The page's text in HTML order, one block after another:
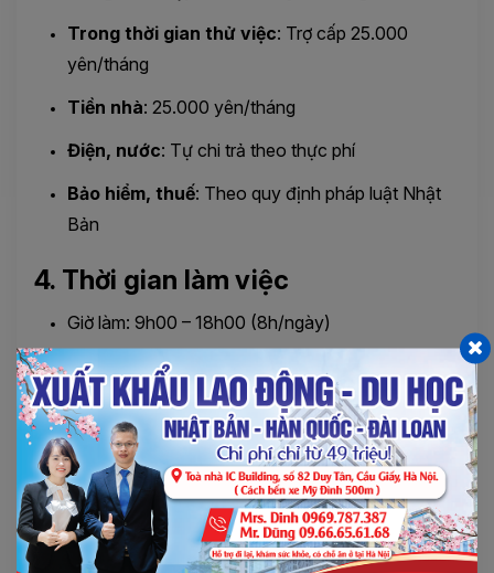
Trong thời gian thử việc: Trợ cấp 25.000
yên/tháng
Tiền nhà: 25.000 yên/tháng
Điện, nước: Tự chi trả theo thực phí
Bảo hiểm, thuế: Theo quy định pháp luật Nhật
Bản
4. Thời gian làm việc
Giờ làm: 9h00 – 18h00 (8h/ngày)
Nghỉ: 105 ngày/năm (theo lịch công ty)
5. Quyền lợi & cơ hội phát triển
Môi trường làm việc chuyên nghiệp, ổn định
Có cơ hội nâng lương, thăng tiến trong công ty
Hỗ trợ lâu dài cho lao động mong muốn làm việc